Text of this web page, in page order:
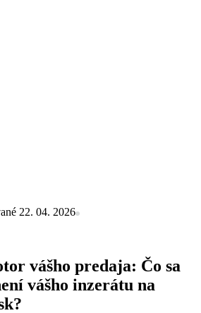
22. 04. 2026
vášho predaja: Čo sa
vášho inzerátu na